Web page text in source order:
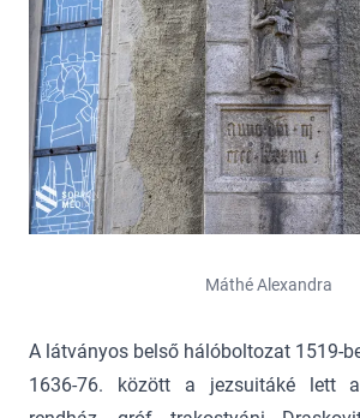
Máthé Alexandra
A látványos belső hálóboltozat 1519-
1636-76. között a jezsuitáké lett